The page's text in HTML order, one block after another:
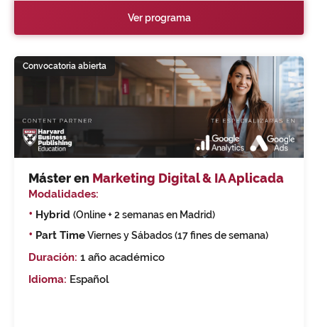
Ver programa
Convocatoria abierta
Máster en Marketing Digital & IA Aplicada
Modalidades:
• Hybrid (Online + 2 semanas en Madrid)
• Part TimeViernes y Sábados (17 fines de semana)
Duración: 1 año académico
Idioma: Español